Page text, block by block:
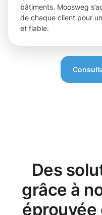
bâtiments. Moosweg
de chaque client pour
et fiable.
Des
grâce à
éprouvée